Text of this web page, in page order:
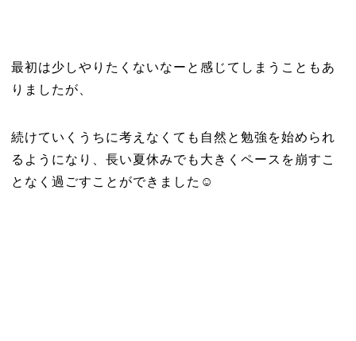
最初は少しやりたくないなーと感じてしまうこともあ
りましたが、
続けていくうちに考えなくても自然と勉強を始められ
るようになり、長い夏休みでも大きくペースを崩すこ
となく過ごすことができました☺️